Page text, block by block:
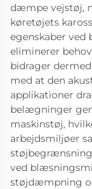
dæmpe vejstøj,
køretøjets
egenskaber
eliminerer
bidrager
med at den
applikationer
belægninger
maskinstøj,
arbejdsmiljøer
ved
støjdæmpning